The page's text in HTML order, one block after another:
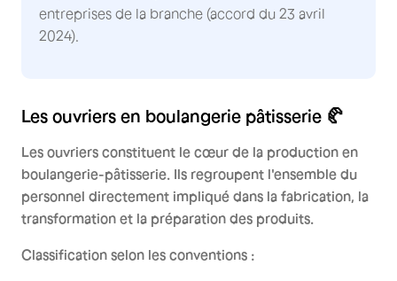
entreprises de la branche (accord du 23 avril
2024).
Les ouvriers en boulangerie pâtisserie 🥐
Les ouvriers constituent le cœur de la production en
boulangerie-pâtisserie. Ils regroupent l'ensemble du
personnel directement impliqué dans la fabrication, la
transformation et la préparation des produits.
Classification selon les conventions :